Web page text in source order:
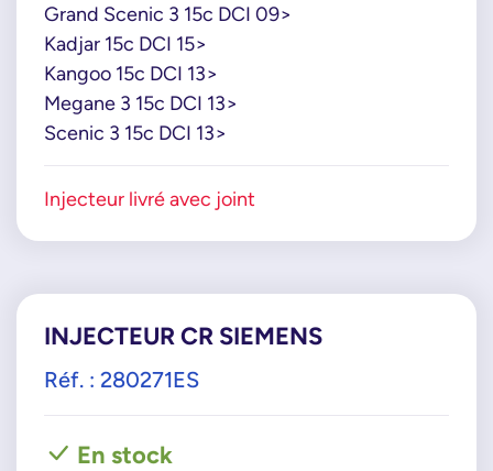
Grand Scenic 3 15c DCI 09>
Kadjar 15c DCI 15>
Kangoo 15c DCI 13>
Megane 3 15c DCI 13>
Scenic 3 15c DCI 13>
Injecteur livré avec joint
INJECTEUR CR SIEMENS
Réf. : 280271ES
En stock